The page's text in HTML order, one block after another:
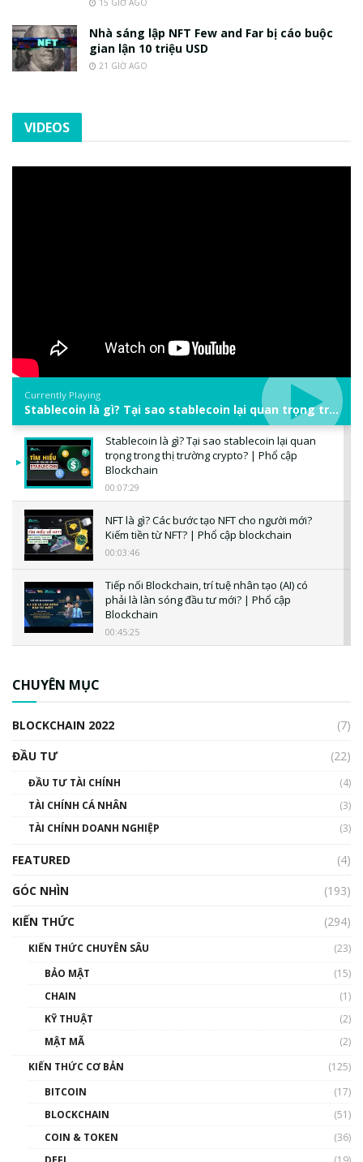
Nhà sáng lập NFT Few and Far bị cáo buộc
gian lận 10 triệu USD
21 GIỜ AGO
VIDEOS
Currently Playing
Stablecoin là gì? Tại sao stablecoin lại quan trọng trong thị trường crypto? | Phổ cập Blockchain
Stablecoin là gì? Tại sao stablecoin lại quan
trọng trong thị trường crypto? | Phổ cập
Blockchain
00:07:29
NFT là gì? Các bước tạo NFT cho người mới?
Kiếm tiền từ NFT? | Phổ cập blockchain
00:03:46
Tiếp nối Blockchain, trí tuệ nhân tạo (AI) có
phải là làn sóng đầu tư mới? | Phổ cập
Blockchain
00:45:25
00:02:14
Nhìn lại năm 2022: Những sự kiện ảnh hưởng
đến hệ sinh thái tiền mã hoá | Phổ cập
00:43:47
như thể nào?
00:39:31
CHUYÊN MỤC
BLOCKCHAIN 2022
(7)
ĐẦU TƯ
(22)
ĐẦU TƯ TÀI CHÍNH
(4)
TÀI CHÍNH CÁ NHÂN
(3)
TÀI CHÍNH DOANH NGHIỆP
(3)
FEATURED
(4)
GÓC NHÌN
(193)
KIẾN THỨC
(294)
KIẾN THỨC CHUYÊN SÂU
(23)
BẢO MẬT
(15)
CHAIN
(1)
KỸ THUẬT
(2)
MẬT MÃ
(2)
KIẾN THỨC CƠ BẢN
(125)
BITCOIN
(17)
BLOCKCHAIN
(51)
COIN & TOKEN
(36)